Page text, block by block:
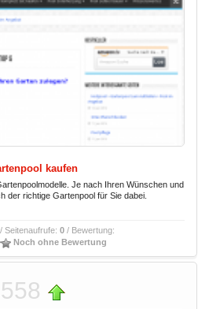
kaufen
Je nach Ihren Wünschen und
der richtige Gartenpool für Sie dabei.
/ Seitenaufrufe: 0 / Bewertung:
Noch ohne Bewertung
558